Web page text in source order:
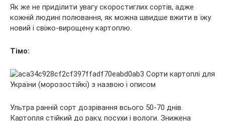
Як же не приділити увагу скоростиглих сортів, адже
кожній людині полювання, як можна швидше вжити в їжу
новий і свіжо-вирощену картоплю.
Тімо:
Ультра ранній сорт дозрівання всього 50-70 днів.
Картопля стійкий до раку, посухи і вологи. Знижена